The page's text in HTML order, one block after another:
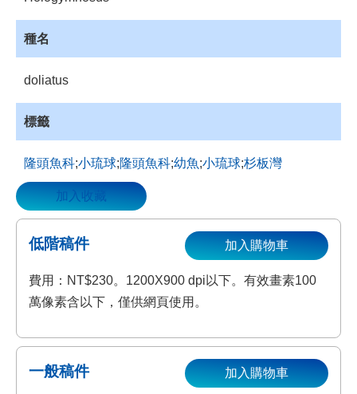
登
入
種名
doliatus
標籤
隆頭魚科;小琉球;隆頭魚科;幼魚;小琉球;杉板灣
加入收藏
低階稿件
費用：NT$230。1200X900 dpi以下。有效畫素100
萬像素含以下，僅供網頁使用。
加入購物車
一般稿件 加入購物車